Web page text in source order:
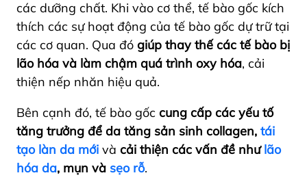
các dưỡng chất. Khi vào cơ thể, tế bào gốc kích
thích các sự hoạt động của tế bào gốc dự trữ tại
các cơ quan. Qua đó giúp thay thế các tế bào bị
lão hóa và làm chậm quá trình oxy hóa, cải
thiện nếp nhăn hiệu quả.
Bên cạnh đó, tế bào gốc cung cấp các yếu tố
tăng trưởng để da tăng sản sinh collagen, tái
tạo làn da mới và cải thiện các vấn đề nhưlão
hóa da, mụn và sẹo rỗ.